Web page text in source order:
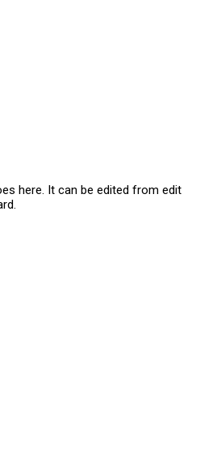
here. It can be edited from edit